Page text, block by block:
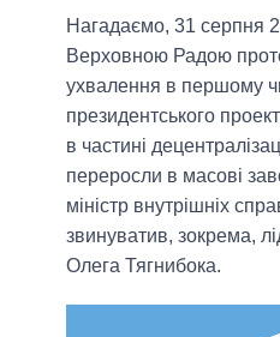
Нагадаємо, 31 серпня
Верховною Радою
ухвалення в першому
президентського
в частині
переросли в масові
міністр внутрішніх
звинуватив, зокрема,
Олега Тягнибока.